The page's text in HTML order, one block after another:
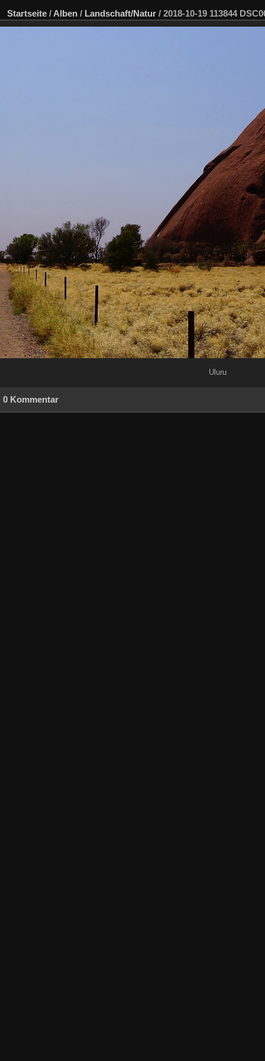
Startseite / Alben / Landschaft/Natur / 2018-10-19 113844
Uluru
0 Kommentar